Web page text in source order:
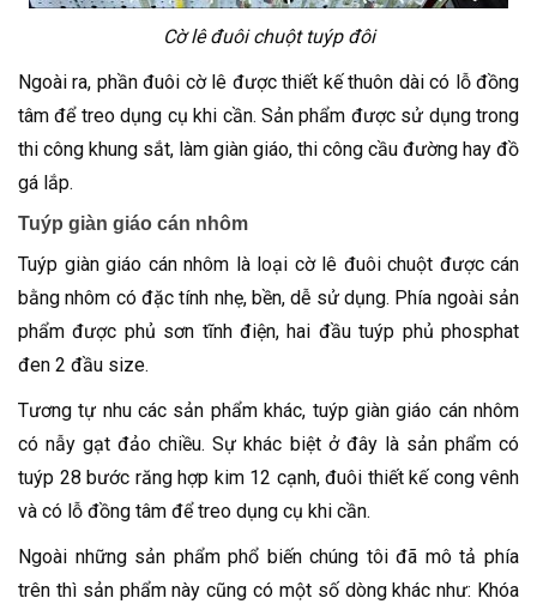
Cờ lê đuôi chuột tuýp đôi
Ngoài ra, phần đuôi cờ lê được thiết kế thuôn dài có lỗ đồng
tâm để treo dụng cụ khi cần. Sản phẩm được sử dụng trong
thi công khung sắt, làm giàn giáo, thi công cầu đường hay đồ
gá lắp.
Tuýp giàn giáo cán nhôm
Tuýp giàn giáo cán nhôm là loại cờ lê đuôi chuột được cán
bằng nhôm có đặc tính nhẹ, bền, dễ sử dụng. Phía ngoài sản
phẩm được phủ sơn tĩnh điện, hai đầu tuýp phủ phosphat
đen 2 đầu size.
Tương tự nhu các sản phẩm khác, tuýp giàn giáo cán nhôm
có nẫy gạt đảo chiều. Sự khác biệt ở đây là sản phẩm có
tuýp 28 bước răng hợp kim 12 cạnh, đuôi thiết kế cong vênh
và có lỗ đồng tâm để treo dụng cụ khi cần.
Ngoài những sản phẩm phổ biến chúng tôi đã mô tả phía
trên thì sản phẩm này cũng có một số dòng khác như: Khóa